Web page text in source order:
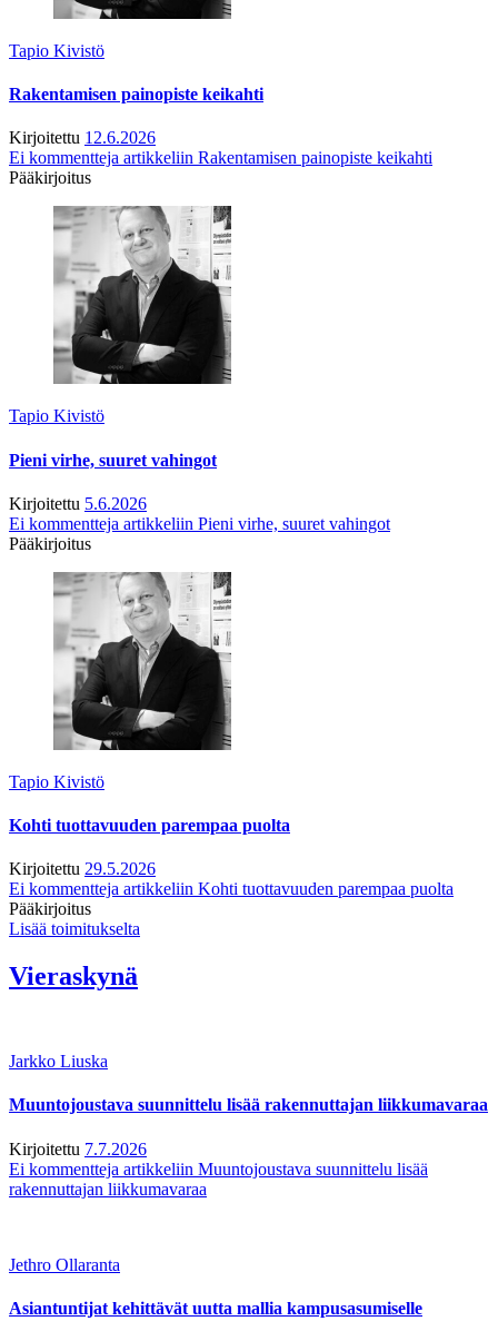
Tapio Kivistö
Rakentamisen painopiste keikahti
Kirjoitettu 12.6.2026
Ei kommentteja artikkeliin Rakentamisen painopiste keikahti
Pääkirjoitus
Tapio Kivistö
Pieni virhe, suuret vahingot
Kirjoitettu 5.6.2026
Ei kommentteja artikkeliin Pieni virhe, suuret vahingot
Pääkirjoitus
Tapio Kivistö
Kohti tuottavuuden parempaa puolta
Kirjoitettu 29.5.2026
Ei kommentteja artikkeliin Kohti tuottavuuden parempaa puolta
Pääkirjoitus
Lisää toimitukselta
Vieraskynä
Jarkko Liuska
Muuntojoustava suunnittelu lisää rakennuttajan liikkumavaraa
Kirjoitettu 7.7.2026
Ei kommentteja artikkeliin Muuntojoustava suunnittelu lisää
rakennuttajan liikkumavaraa
Jethro Ollaranta
Asiantuntijat kehittävät uutta mallia kampusasumiselle